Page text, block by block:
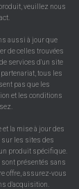
veuillez nous
aussi à jour que
de celles trouvées
services d'un site
tous les
pas que les
et les conditions
la mise à jour des
sur les sites des
produit spécifique.
présentés sans
offre, assurez-vous
d'acquisition.